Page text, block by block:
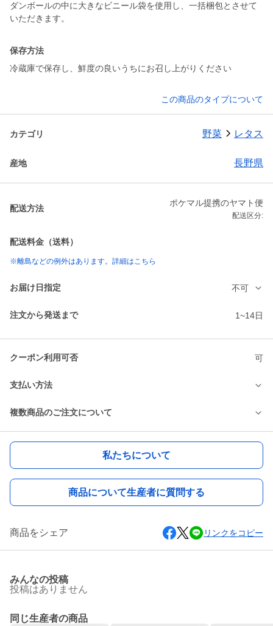
ダンボールの中に大きなビニール袋を使用し、一括梱包とさせて
いただきます。
保存方法
冷蔵庫で保存し、鮮度の良いうちにお召し上がりください
この商品のタイプについて
カテゴリ 野菜 レタス
産地 長野県
配送方法
ポケマル提携のヤマト便
配送区分:
配送料金（送料）
※離島などの例外はあります。詳細はこちら
お届け日指定 不可
注文から発送まで 1~14日
クーポン利用可否 可
支払い方法
複数商品のご注文について
私たちについて
商品について生産者に質問する
商品をシェア リンクをコピー
みんなの投稿
投稿はありません
同じ生産者の商品